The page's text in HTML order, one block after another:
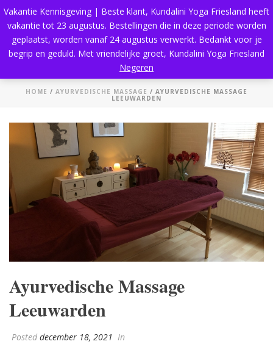
Ayurvedische Massage Leeuwarden
HOME / AYURVEDISCHE MASSAGE / AYURVEDISCHE MASSAGE
LEEUWARDEN
Ayurvedische Massage
Leeuwarden
Posted december 18, 2021 In
Vakantie Kennisgeving | Beste klant, Kundalini Yoga Friesland heeft
vakantie tot 23 augustus. Bestellingen die in deze periode worden
geplaatst, worden vanaf 24 augustus verwerkt. Bedankt voor je
begrip en geduld. Met vriendelijke groet, Kundalini Yoga Friesland
Negeren